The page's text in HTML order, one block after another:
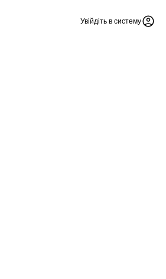
Увійдіть в систему